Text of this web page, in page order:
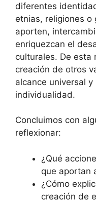
diferentes
etnias, religiones o
aporten,
enriquezcan el
culturales. De esta
creación de otros
alcance universal
individualidad.
Concluimos con
reflexionar:
¿Qué
que aportan
¿Cómo
creación de